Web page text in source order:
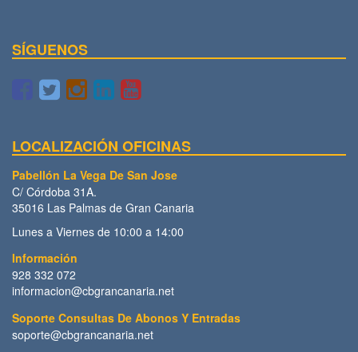
SÍGUENOS
LOCALIZACIÓN OFICINAS
Pabellón La Vega De San Jose
C/ Córdoba 31A.
35016 Las Palmas de Gran Canaria
Lunes a Viernes de 10:00 a 14:00
Información
928 332 072
informacion@cbgrancanaria.net
Soporte Consultas De Abonos Y Entradas
soporte@cbgrancanaria.net